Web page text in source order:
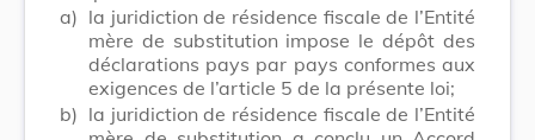
a) la juridiction de résidence fiscale de l’Entité
mère de substitution impose le dépôt des
déclarations pays par pays conformes aux
exigences de l’article 5 de la présente loi;
b) la juridiction de résidence fiscale de l’Entité